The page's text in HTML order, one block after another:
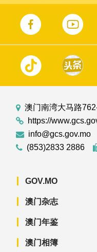
澳门南湾大马路
https://
info@gcs.gov.mo
(853)2833 2886
GOV.MO
澳门杂志
澳门年鉴
澳门相簿